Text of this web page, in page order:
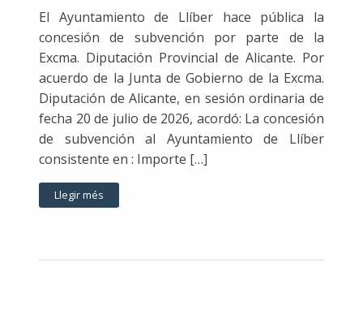
El Ayuntamiento de Llíber hace pública la
concesión de subvención por parte de la
Excma. Diputación Provincial de Alicante. Por
acuerdo de la Junta de Gobierno de la Excma.
Diputación de Alicante, en sesión ordinaria de
fecha 20 de julio de 2026, acordó: La concesión
de subvención al Ayuntamiento de Llíber
consistente en : Importe […]
Llegir més